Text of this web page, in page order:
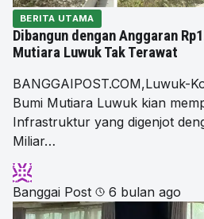
BERITA UTAMA
Dibangun dengan Anggaran
Mutiara Luwuk Tak Terawat
BANGGAIPOST.COM,Luwuk-
Bumi Mutiara Luwuk kian
Infrastruktur yang digenjot
Miliar…
Banggai Post 6 bulan ago